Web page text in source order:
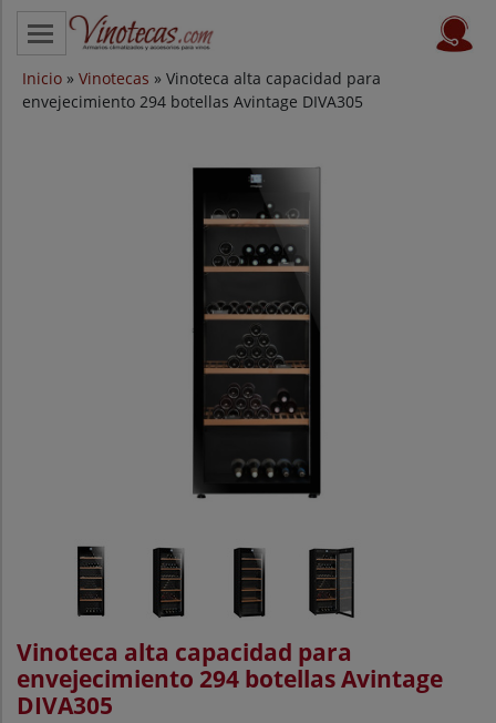
CATEGORÍAS
Inicio » Vinotecas » Vinoteca alta capacidad para
envejecimiento 294 botellas Avintage DIVA305
Vinoteca alta capacidad para
envejecimiento 294 botellas Avintage
DIVA305